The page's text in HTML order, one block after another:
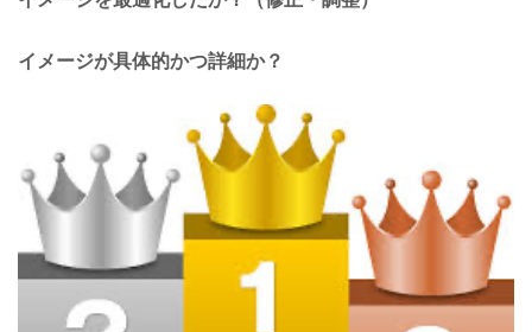
イメージが具体的かつ詳細か？